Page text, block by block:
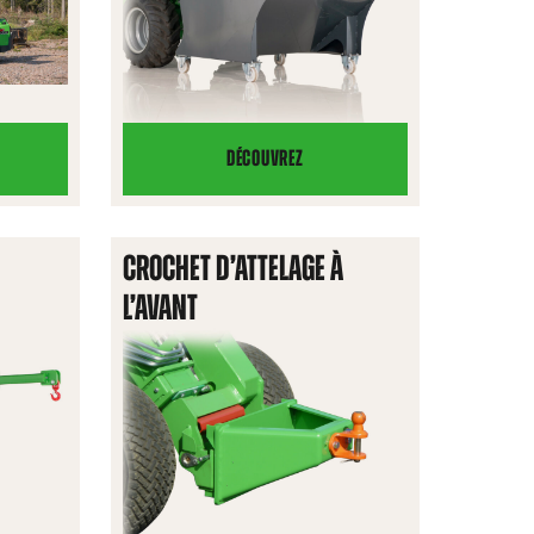
DÉCOUVREZ
GODET
CONTENEUR
CROCHET D’ATTELAGE À
L’AVANT